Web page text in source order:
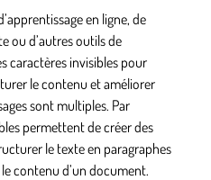
en ligne, de
ou d’autres outils de
caractères invisibles pour
le contenu et améliorer
sont multiples. Par
permettent de créer des
le texte en paragraphes
contenu d’un document.